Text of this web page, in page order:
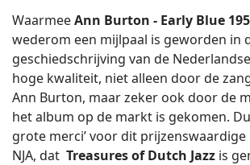
WaarmeeAnn Burton - Early Blue
wederom een mijlpaal is geworden in
geschiedschrijving van de
hoge kwaliteit, niet alleen door de
Ann Burton, maar zeker ook door de
het album op de markt is gekomen.
grote merci’ voor dit
NJA, dat Treasures of Dutch Jazz is